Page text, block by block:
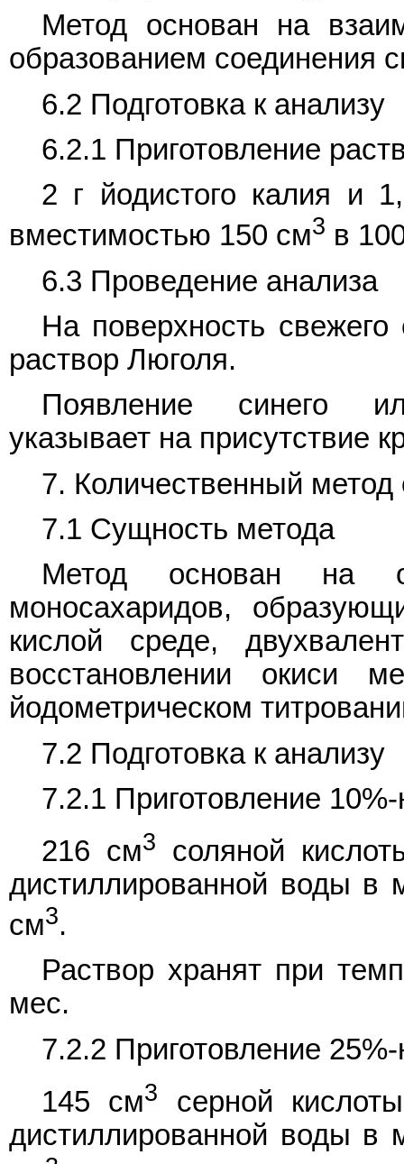
Метод основан на
образованием соединения
6.2 Подготовка к анализу
6.2.1 Приготовление
2 г йодистого калия и
вместимостью 150 см3 в
6.3 Проведение анализа
На поверхность свежего
раствор Люголя.
Появление синего
указывает на присутствие
7. Количественный
7.1 Сущность метода
Метод основан на
моносахаридов,
кислой среде,
восстановлении окиси
йодометрическом
7.2 Подготовка к анализу
7.2.1 Приготовление
216 см3
соляной
дистиллированной воды в
см3.
Раствор хранят при
мес.
7.2.2 Приготовление
145 см3
серной
дистиллированной воды в